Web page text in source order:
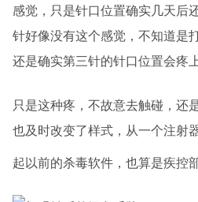
感觉，只是针口位置确实几天后
针好像没有这个感觉，不知道是
还是确实第三针的针口位置会疼
只是这种疼，不故意去触碰，还
也及时改变了样式，从一个注射
起以前的杀毒软件，也算是疾控